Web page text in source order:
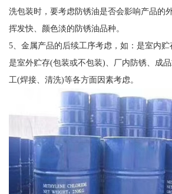
洗包装时，要考虑防锈油是否会影响产品的
挥发快、颜色淡的防锈油品种。
5、金属产品的后续工序考虑，如：是室内
是室外贮存(包装或不包装)、厂内防锈、成
工(焊接、清洗)等各方面因素考虑。